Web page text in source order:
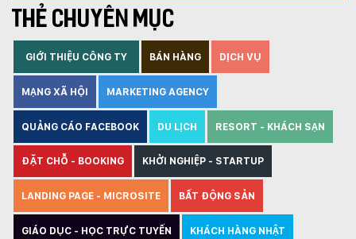
THẺ CHUYÊN MỤC
GIỚI THIỆU CÔNG TY BÁN HÀNG DỊCH VỤ
MẠNG XÃ HỘI MARKETING AGENCY
QUẢNG CÁO FACEBOOK DU LỊCH RESORT - KHÁCH SẠN
ĐẶT CHỖ - BOOKING KHỞI NGHIỆP - STARTUP
LANDING PAGE - MICROSITE BẤT ĐỘNG SẢN
GIÁO DỤC - HỌC TRỰC TUYẾN KHÁCH HÀNG NHẬT